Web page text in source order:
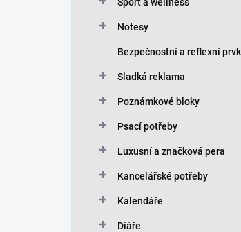
Notesy
Bezpečnostní a reflexní
Sladká reklama
Poznámkové bloky
Psací potřeby
Luxusní a značková pera
Kancelářské potřeby
Kalendáře
Diáře